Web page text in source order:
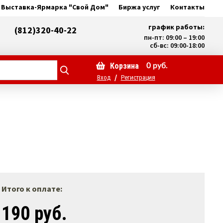
Выставка-Ярмарка "Свой Дом" Биржа услуг Контакты
(812)320-40-22
график работы:
пн-пт: 09:00 – 19:00
сб-вс: 09:00-18:00
Корзина 0руб.
Вход / Регистрация
Итого к оплате:
190 руб.